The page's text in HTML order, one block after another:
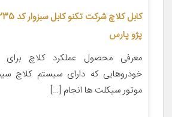
پژو پارس
معرفی محصول عملکرد کلاچ
خودروهایی که دارای سیستم کلاچ
موتور سیکلت ها انجام […]